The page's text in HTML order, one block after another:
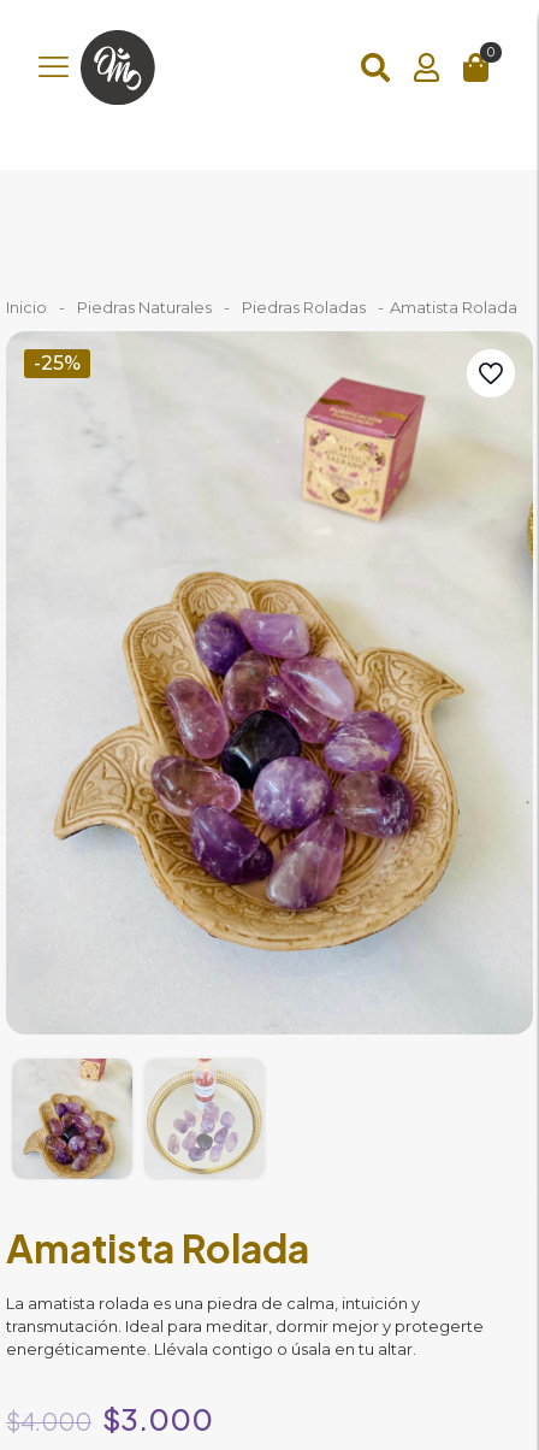
0
Inicio - Piedras Naturales - Piedras Roladas - Amatista Rolada
-25%
Amatista Rolada
La amatista rolada es una piedra de calma, intuición y
transmutación. Ideal para meditar, dormir mejor y protegerte
energéticamente. Llévala contigo o úsala en tu altar.
$4.000 El
$3.000